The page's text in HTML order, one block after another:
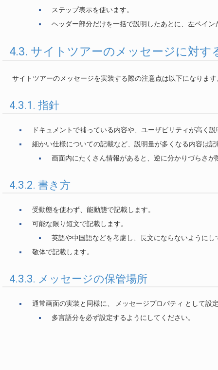
ステップ表示を使います。
ヘッダー部分だけを一括で説明したあとに、左ペイ
4.3. サイトツアーのメッセージに対す
サイトツアーのメッセージを実装する際の注意点は以下になります
4.3.1. 指針
ドキュメントで補っている内容や、ユーザビリティが高く
細かい仕様についての記載など、説明量が多くなる内容は
画面内にたくさん情報があると、逆に分かりづらさ
4.3.2. 書き方
受動態を使わず、能動態で記載します。
可能な限り短文で記載します。
英語や中国語などを考慮し、長文にならないようにし
敬体で記載します。
4.3.3. メッセージの保管場所
通常画面の実装と同様に、 メッセージプロパティ として設
多言語分を必ず設定するようにしてください。